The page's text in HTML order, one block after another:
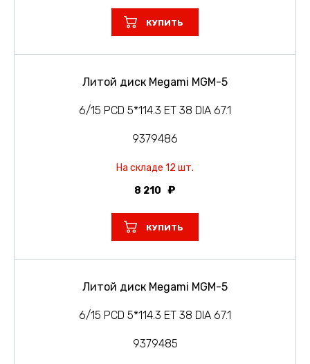
КУПИТЬ
Литой диск Megami MGM-5
6/15 PCD 5*114.3 ET 38 DIA 67.1
9379486
На складе 12 шт.
8 210
КУПИТЬ
Литой диск Megami MGM-5
6/15 PCD 5*114.3 ET 38 DIA 67.1
9379485